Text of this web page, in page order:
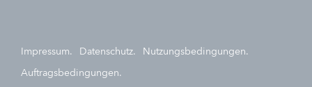
Impressum. Datenschutz. Nutzungsbedingungen.
Auftragsbedingungen.